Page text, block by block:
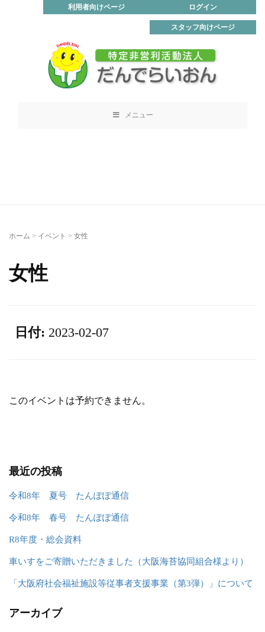
ログイン
利用者向けページ
スタッフ向けページ
メニュー
ホーム > イベント > 女性
女性
日付: 2023-02-07
このイベントは予約できません。
最近の投稿
令和8年 夏号 たんぽぽ通信
令和8年 春号 たんぽぽ通信
R8年度・総会資料
車いすをご寄贈いただきました（大阪海苔協同組合様より）
「大阪府社会福祉施設等従事者支援事業（第3弾）」について
アーカイブ